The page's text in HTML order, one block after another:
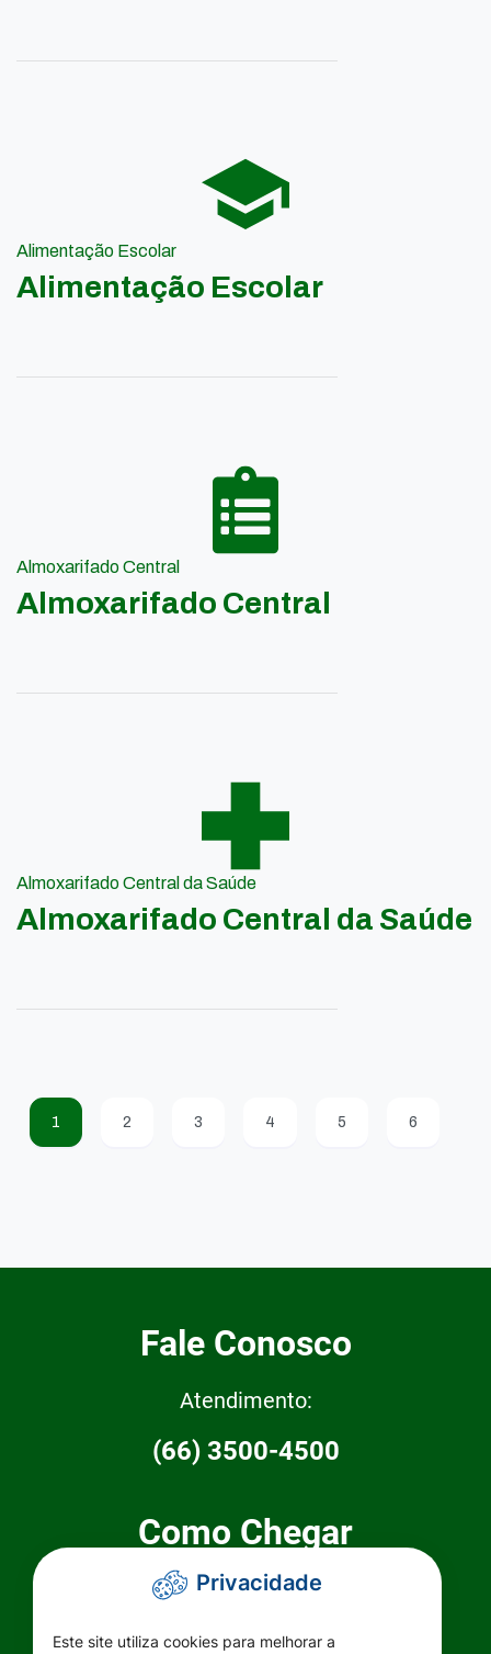
Alimentação Escolar
Alimentação Escolar
Almoxarifado Central
Almoxarifado Central
Almoxarifado Central da Saúde
Almoxarifado Central da Saúde
1 2 3 4 5 6
Fale Conosco
Atendimento:
(66) 3500-4500
Como Chegar
Prefeitura Municipal de Primavera do
Privacidade
Este site utiliza cookies para melhorar a